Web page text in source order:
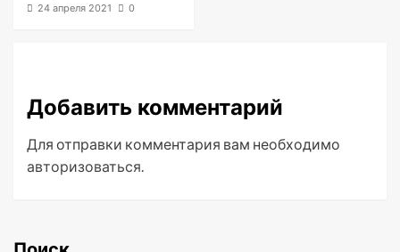
24 апреля 2021
0
Добавить комментарий
Для отправки комментария вам необходимо
авторизоваться.